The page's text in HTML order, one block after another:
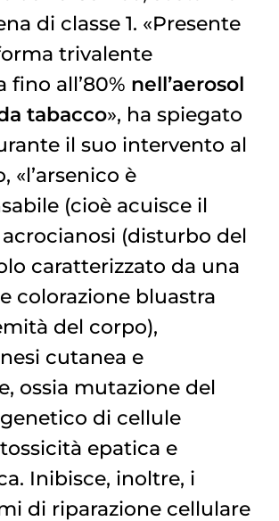
di classe 1. «Presente
trivalente
fino all’80% nell’aerosol
tabacco», ha spiegato
il suo intervento al
«l’arsenico è
(cioè acuisce il
(disturbo del
caratterizzato da una
colorazione bluastra
del corpo),
cutanea e
ossia mutazione del
di cellule
epatica e
Inibisce, inoltre, i
di riparazione cellulare